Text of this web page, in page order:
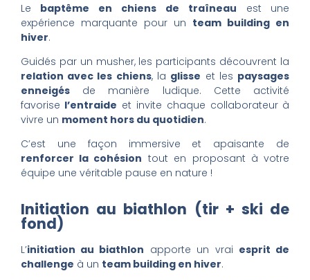
Le baptême en chiens de traîneau est une
expérience marquante pour un team building en
hiver.
Guidés par un musher, les participants découvrent la
relation avec les chiens, la glisse et les paysages
enneigésde manière ludique. Cette activité
favorise l’entraide et invite chaque collaborateur à
vivre un moment hors du quotidien.
C’est une façon immersive et apaisante de
renforcer la cohésion tout en proposant à votre
équipe une véritable pause en nature !
Initiation au biathlon (tir + ski de
fond)
L’initiation au biathlon apporte un vrai esprit de
challenge à un team building en hiver.